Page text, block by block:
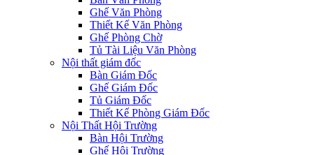
Ghế Văn Phòng
Thiết Kế Văn Phòng
Ghế Phòng Chờ
Tủ Tài Liệu Văn Phòng
Nội thất giám đốc
Bàn Giám Đốc
Ghế Giám Đốc
Tủ Giám Đốc
Thiết Kế Phòng Giám Đốc
Nội Thất Hội Trường
Bàn Hội Trường
Ghế Hội Trường